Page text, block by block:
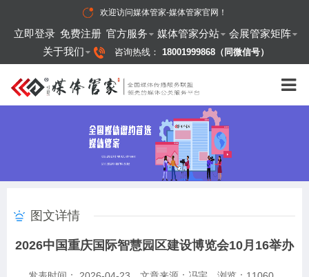
欢迎访问媒体管家-媒体管家官网 ！
立即登录 免费注册 官方服务 媒体管家分站
会展管家矩阵
关于我们
咨询热线： 18001999868（同微信号）
图文详情
2026中国重庆国际智慧园区建设博览会10月16举办